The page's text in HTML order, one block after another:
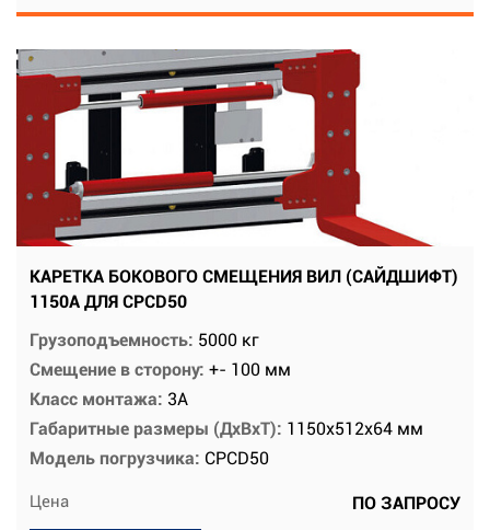
КАРЕТКА БОКОВОГО СМЕЩЕНИЯ ВИЛ (САЙДШИФТ)
1150A ДЛЯ CPCD50
Грузоподъемность: 5000 кг
Смещение в сторону: +- 100 мм
Класс монтажа: 3А
Габаритные размеры (ДхВхТ): 1150х512х64 мм
Модель погрузчика: CPCD50
Цена ПО ЗАПРОСУ